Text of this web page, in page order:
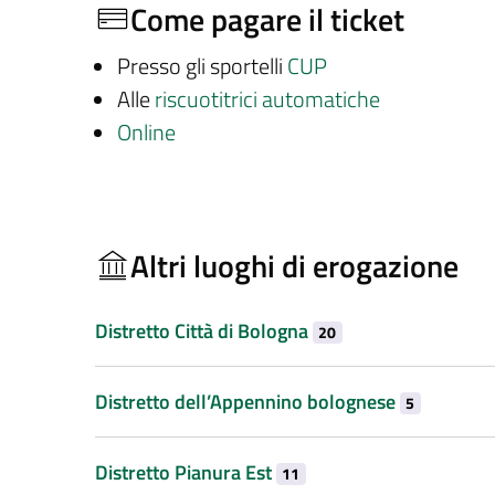
Come pagare il ticket
Presso gli sportelli CUP
Alleriscuotitrici automatiche
Online
Altri luoghi di erogazione
Distretto Città di Bologna 20
Distretto dell’Appennino bolognese 5
Distretto Pianura Est 11